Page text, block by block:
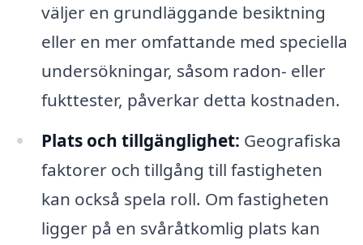
väljer en grundläggande besiktning
eller en mer omfattande med speciella
undersökningar, såsom radon- eller
fukttester, påverkar detta kostnaden.
Plats och tillgänglighet: Geografiska
faktorer och tillgång till fastigheten
kan också spela roll. Om fastigheten
ligger på en svåråtkomlig plats kan